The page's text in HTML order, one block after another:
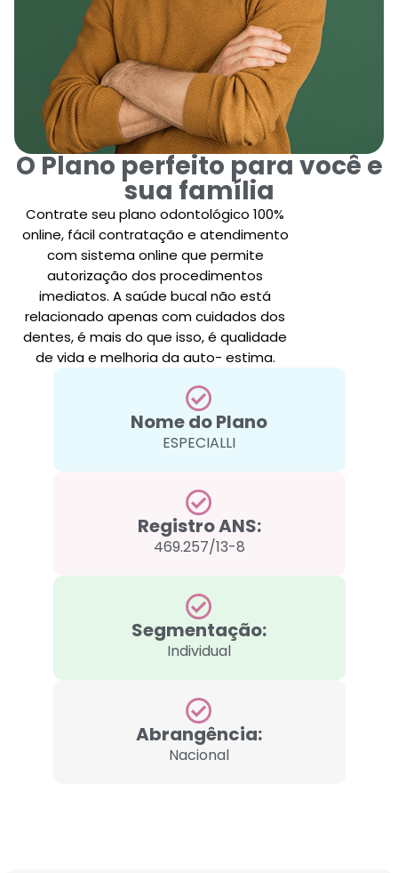
O Plano perfeito para você e
sua família
Contrate seu plano odontológico 100%
online, fácil contratação e atendimento
com sistema online que permite
autorização dos procedimentos
imediatos. A saúde bucal não está
relacionado apenas com cuidados dos
dentes, é mais do que isso, é qualidade
de vida e melhoria da auto- estima.
Nome do Plano
ESPECIALLI
Registro ANS:
469.257/13-8
Segmentação:
Individual
Abrangência:
Nacional